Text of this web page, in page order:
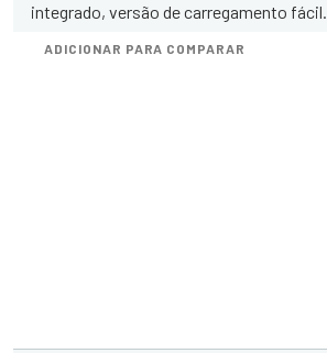
integrado, versão de carregamento fácil.
ADICIONAR PARA COMPARAR